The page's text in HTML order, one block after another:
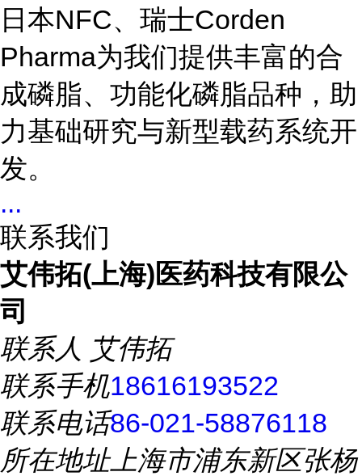
日本NFC、瑞士Corden
Pharma为我们提供丰富的合
成磷脂、功能化磷脂品种，助
力基础研究与新型载药系统开
发。
...
联系我们
艾伟拓(上海)医药科技有限公
司
联系人 艾伟拓
联系手机18616193522
联系电话86-021-58876118
所在地址上海市浦东新区张杨